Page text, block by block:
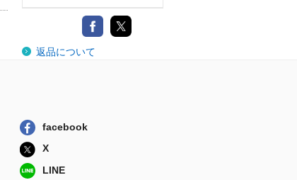
僕たちの保存
文藝春秋
返品について
facebook
X
LINE